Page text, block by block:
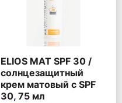
ELIOS MAT SPF 30 /
солнцезащитный
крем матовый с SPF
30, 75 мл